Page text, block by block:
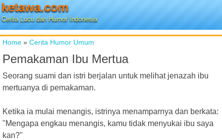
ketawa.com
Cerita Lucu dan Humor Indonesia
Home » Cerita Humor Umum
Pemakaman Ibu Mertua
Seorang suami dan istri berjalan untuk melihat jenazah ibu
mertuanya di pemakaman.
Ketika ia mulai menangis, istrinya menamparnya dan berkata:
"Mengapa engkau menangis, kamu tidak menyukai ibu saya
kan?"